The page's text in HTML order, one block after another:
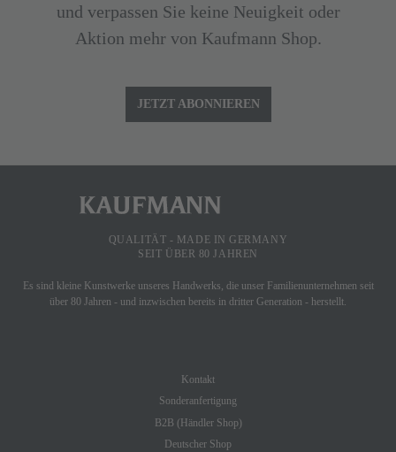
und verpassen Sie keine Neuigkeit oder
Aktion mehr von Kaufmann Shop.
JETZT ABONNIEREN
QUALITÄT - MADE IN GERMANY
SEIT ÜBER 80 JAHREN
Es sind kleine Kunstwerke unseres Handwerks, die unser Familienunternehmen seit
über 80 Jahren - und inzwischen bereits in dritter Generation - herstellt.
Kontakt
Sonderanfertigung
B2B (Händler Shop)
Deutscher Shop